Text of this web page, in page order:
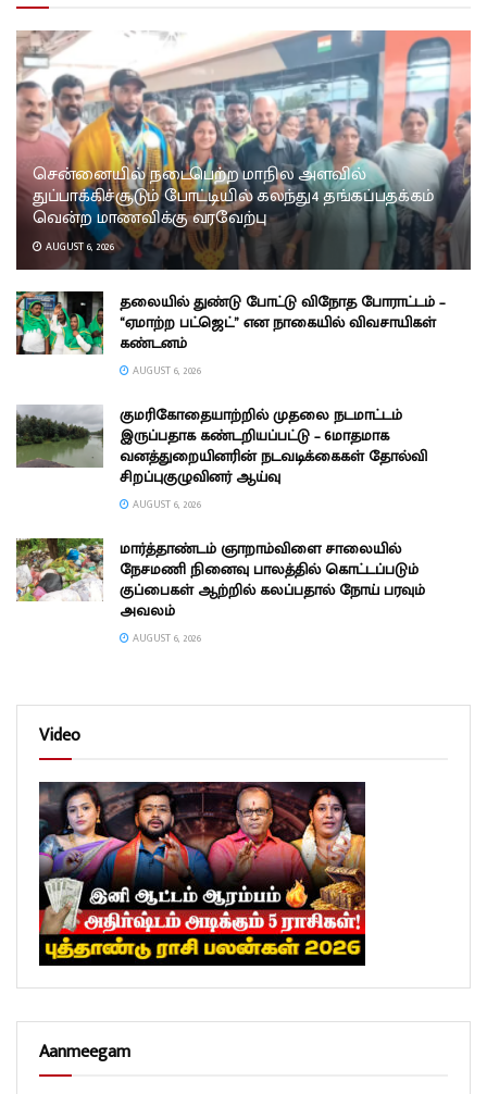
சென்னையில் நடைபெற்ற மாநில அளவில்
துப்பாக்கிச்சூடும் போட்டியில் கலந்து4 தங்கப்பதக்கம்
வென்ற மாணவிக்கு வரவேற்பு
AUGUST 6, 2026
தலையில் துண்டு போட்டு விநோத போராட்டம் –
“ஏமாற்ற பட்ஜெட்” என நாகையில் விவசாயிகள்
கண்டனம்
AUGUST 6, 2026
குமரிகோதையாற்றில் முதலை நடமாட்டம்
இருப்பதாக கண்டறியப்பட்டு – 6மாதமாக
வனத்துறையினரின் நடவடிக்கைகள் தோல்வி
சிறப்புகுழுவினர் ஆய்வு
AUGUST 6, 2026
மார்த்தாண்டம் ஞாறாம்விளை சாலையில்
நேசமணி நினைவு பாலத்தில் கொட்டப்படும்
குப்பைகள் ஆற்றில் கலப்பதால் நோய் பரவும்
அவலம்
AUGUST 6, 2026
Video
Aanmeegam